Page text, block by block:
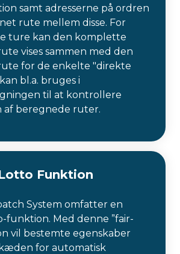
samt adresserne på ordren
rute mellem disse. For
ture kan den komplette
vises sammen med den
for de enkelte "direkte
bl.a. bruges i
til at kontrollere
af ​​beregnede ruter.
Funktion
System omfatter en
funktion. Med denne ”fair-
vil bestemte egenskaber
for automatisk